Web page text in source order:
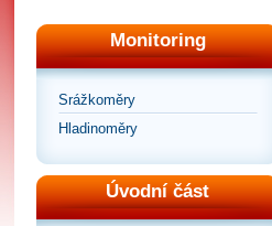
Monitoring
Srážkoměry
Hladinoměry
Úvodní část